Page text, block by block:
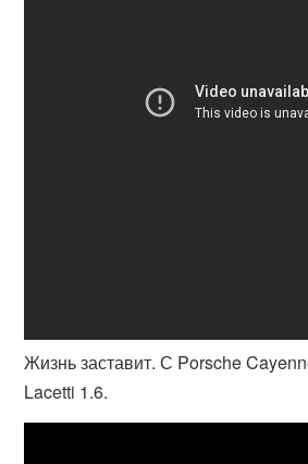
Жизнь заставит. С Porsche
Lacetti 1.6.